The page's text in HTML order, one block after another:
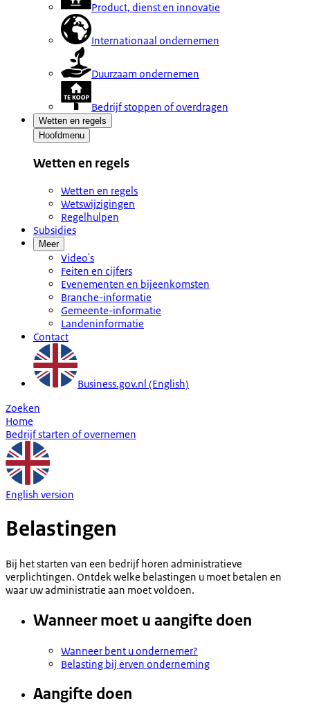
Product, dienst en innovatie
Internationaal ondernemen
Duurzaam ondernemen
Bedrijf stoppen of overdragen
Wetten en regels
Hoofdmenu
Wetten en regels
Wetten en regels
Wetswijzigingen
Regelhulpen
Subsidies
Meer
Video's
Feiten en cijfers
Evenementen en bijeenkomsten
Branche-informatie
Gemeente-informatie
Landeninformatie
Contact
Business.gov.nl (English)
Zoeken
Home
Bedrijf starten of overnemen
English version
Belastingen
Bij het starten van een bedrijf horen administratieve
verplichtingen. Ontdek welke belastingen u moet betalen en
waar uw administratie aan moet voldoen.
Wanneer moet u aangifte doen
Wanneer bent u ondernemer?
Belasting bij erven onderneming
Aangifte doen